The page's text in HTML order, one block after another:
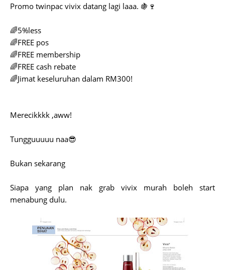
Promo twinpac vivix datang lagi laaa. 🍇🍷
🌈5%less
🌈FREE pos
🌈FREE membership
🌈FREE cash rebate
🌈Jimat keseluruhan dalam RM300!
Merecikkkk ,aww!
Tungguuuuu naa😎
Bukan sekarang
Siapa yang plan nak grab vivix murah boleh start
menabung dulu.